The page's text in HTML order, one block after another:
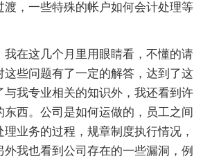
渡，一些特殊的帐户如何会计处理等
我在这几个月里用眼睛看，不懂的请
这些问题有了一定的解答，达到了这
与我专业相关的知识外，我还看到许
西。公司是如何运做的，员工之间
业务的过程，规章制度执行情况，
我也看到公司存在的一些漏洞，例